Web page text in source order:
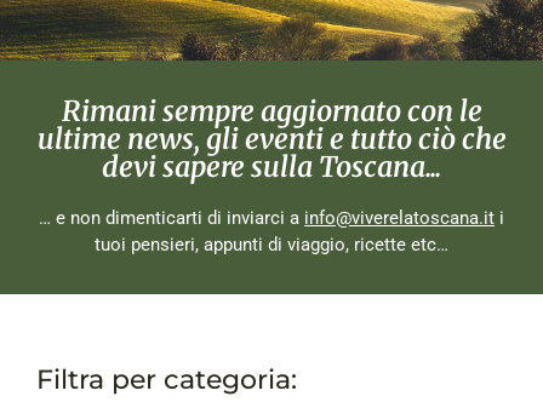
Rimani sempre aggiornato con le
ultime news, gli eventi e tutto ciò che
devi sapere sulla Toscana...
… e non dimenticarti di inviarci a info@viverelatoscana.it i
tuoi pensieri, appunti di viaggio, ricette etc…
Filtra per categoria: